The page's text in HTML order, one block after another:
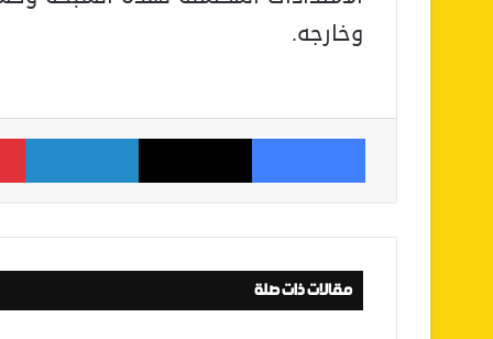
وخارجه.
فيسبوك ‫X لينكدإن
مقالات ذات صلة